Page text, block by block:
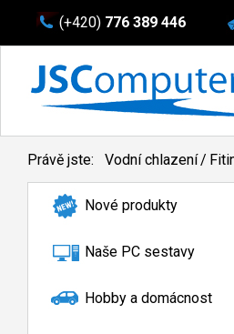
(+420) 776 389 446
Právě jste: Vodní chlazení/
Nové produkty
Naše PC sestavy
Hobby a domácnost